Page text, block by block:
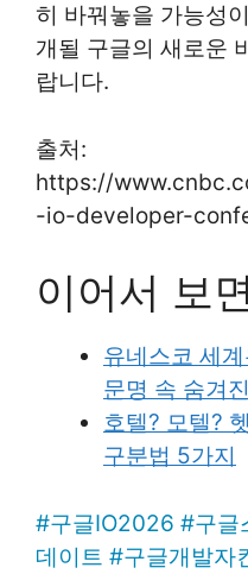
히 바꿔놓을 가능성
개될 구글의 새로운
랍니다.
출처:
https://
-io-developer-
이어서 보
유네스코 세
문명 속 숨겨
호텔? 모텔?
구분법 5가지
#구글IO2026 #구글
데이트 #구글개발자